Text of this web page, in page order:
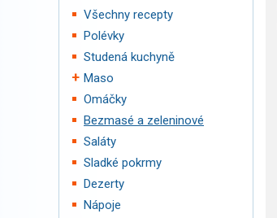
Všechny recepty
Polévky
Studená kuchyně
Maso
Omáčky
Bezmasé a zeleninové
Saláty
Sladké pokrmy
Dezerty
Nápoje